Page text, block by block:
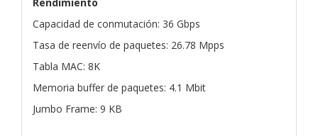
Capacidad de conmutación: 36 Gbps
Tasa de reenvío de paquetes: 26.78 Mpps
Tabla MAC: 8K
Memoria buffer de paquetes: 4.1 Mbit
Jumbo Frame: 9 KB